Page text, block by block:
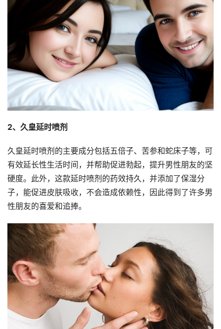
2、 久皇延时喷剂
久皇延时喷剂的主要成分包括五倍子、苦参和蛇床子等，可
有效延长性生活时间，并帮助促进勃起，提升男性朋友的坚
硬度。此外，这款延时喷剂的药效持久，并添加了保湿分
子，能促进皮肤吸收，不会造成依赖性，因此得到了许多男
性朋友的喜爱和追捧。